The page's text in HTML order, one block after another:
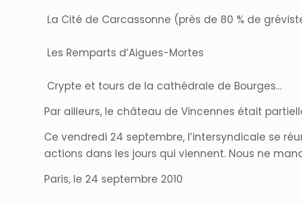
La Cité de Carcassonne (près de 80 % de
Les Remparts d’Aigues-Mortes
Crypte et tours de la cathédrale de Bourges…
Par ailleurs, le château de Vincennes était
Ce vendredi 24 septembre, l’intersyndicale se
actions dans les jours qui viennent. Nous ne
Paris, le 24 septembre 2010